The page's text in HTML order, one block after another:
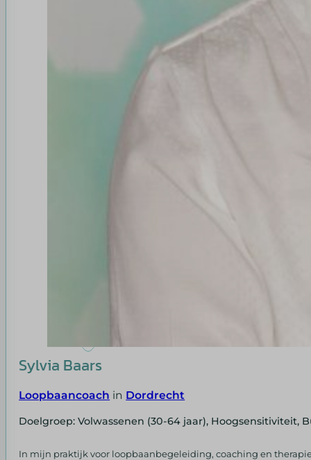
Sylvia Baars
Loopbaancoach in Dordrecht
Doelgroep: Volwassenen (30-64 jaar), Hoogsensitiviteit,
In mijn praktijk voor loopbaanbegeleiding, coaching en